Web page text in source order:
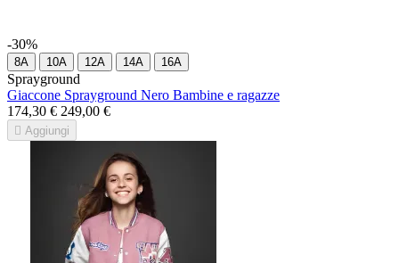
-30%
8A 10A 12A 14A 16A
Sprayground
Giaccone Sprayground Nero Bambine e ragazze
174,30 € 249,00 €
 Aggiungi